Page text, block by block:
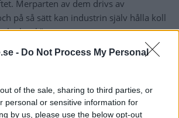
- Do Not Process My Personal
of the sale, sharing to third parties, or
personal or sensitive information for
by us, please use the below opt-out
Merparten av dem drivs av
på så sätt kan industrin själv hålla koll
the book”.
riskerar dockmärkningen att bli
fall för de som står i begrepp att köpa
på is och snö.